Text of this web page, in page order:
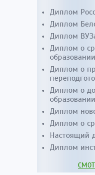
Диплом
Диплом
Диплом
Диплом о
образовании
Диплом о
Диплом о
образовании
Диплом
Диплом о
Настоящий
Диплом